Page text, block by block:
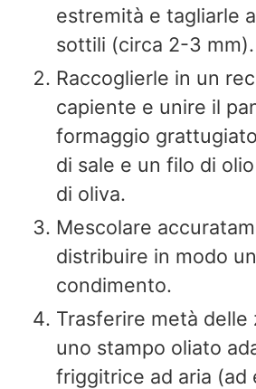
estremità e tagliarle
sottili (circa 2-3 mm).
Raccoglierle in un
capiente e unire il
formaggio
di sale e un filo di
di oliva.
Mescolare
distribuire in modo
condimento.
Trasferire metà delle
uno stampo oliato
friggitrice ad aria (ad